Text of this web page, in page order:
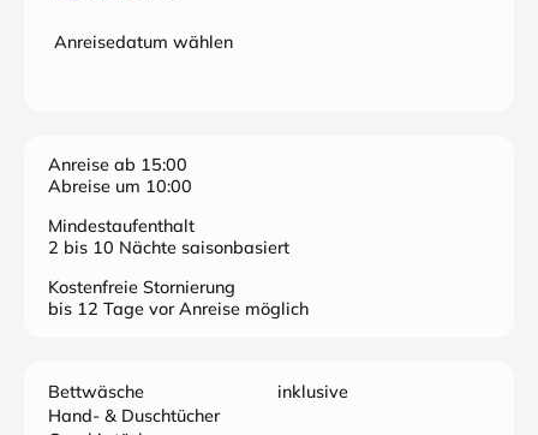
Anreisedatum wählen
Anreise ab 15:00
Abreise um 10:00
Mindestaufenthalt
2 bis 10 Nächte saisonbasiert
Kostenfreie Stornierung
bis 12 Tage vor Anreise möglich
Bettwäsche
Hand- & Duschtücher
inklusive